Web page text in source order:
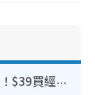
GU優惠｜手袋突發減價低至22折！$39買經典波士頓包/餃子袋！飾物同步減價$29起！